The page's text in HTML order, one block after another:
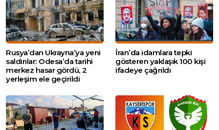
Rusya’dan Ukrayna’ya yeni
saldırılar: Odesa’da tarihi
merkez hasar gördü, 2
yerleşim ele geçirildi
İran’da idamlara tepki
gösteren yaklaşık 100 kişi
ifadeye çağrıldı